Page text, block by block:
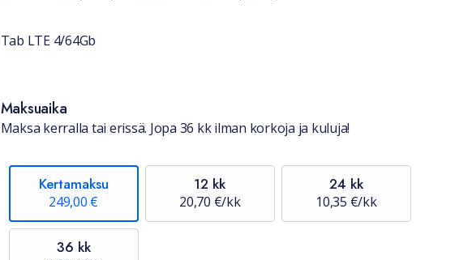
Tab LTE 4/64Gb
Maksuaika
Maksa kerralla tai erissä. Jopa 36 kk ilman korkoja ja kuluja!
Kertamaksu
249,00 €
12 kk
20,70 €/kk
24 kk
10,35 €/kk
36 kk